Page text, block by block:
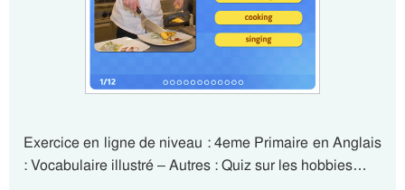
Exercice en ligne de niveau : 4eme Primaire en Anglais
: Vocabulaire illustré – Autres : Quiz sur les hobbies…